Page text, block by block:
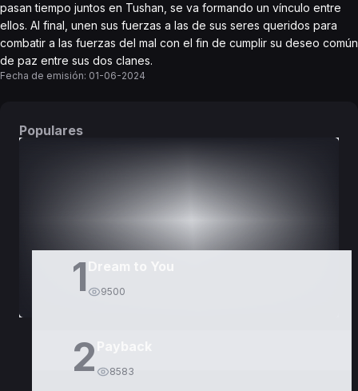
pasan tiempo juntos en Tushan, se va formando un vínculo entre
ellos. Al final, unen sus fuerzas a las de sus seres queridos para
combatir a las fuerzas del mal con el fin de cumplir su deseo común
de paz entre sus dos clanes.
Fecha de emisión: 01-06-2024
Populares
1 9500
2 8583